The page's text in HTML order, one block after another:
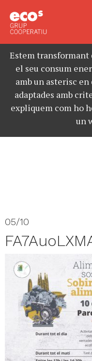
Estem transformant
el seu consum
amb un asterisc
adaptades amb
expliquem com ho
un
05/10